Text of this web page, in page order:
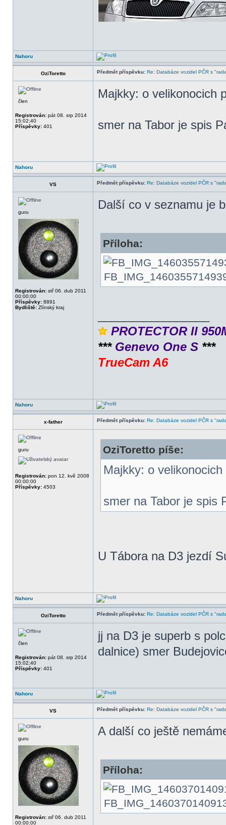
Nahoru
OziToretto Předmět příspěvku: Re: Databáze vozidel PČR s
člen
Registrován: pát 08. srp 2014
15:02:40
Příspěvky: 401
Majkky: o velikonocich
smer na Tabor je spis
Nahoru
VS Předmět příspěvku: Re: Databáze vozidel PČR s
guru
Registrován: stř 06. dub 2011
00:00:00
Příspěvky: 8891
Bydliště: Zlínský kraj
Další co v seznamu je
Příloha:
PROTECTOR II
***Genevo One S ***
TrueCam A6
Nahoru
x-father Předmět příspěvku: Re: Databáze vozidel PČR s
guru
Registrován: pon 12. kvě 2008
00:00:00
Příspěvky: 4503
OziToretto píše:
Majkky: o
smer na Tabor je spis
U Tábora na D3 jezdí
Nahoru
OziToretto Předmět příspěvku: Re: Databáze vozidel PČR s
člen
Registrován: pát 08. srp 2014
15:02:40
Příspěvky: 401
jj na D3 je superb s
dalnice) smer
Nahoru
VS Předmět příspěvku: Re: Databáze vozidel PČR s
guru
Registrován: stř 06. dub 2011
00:00:00
A další co ještě
Příloha: